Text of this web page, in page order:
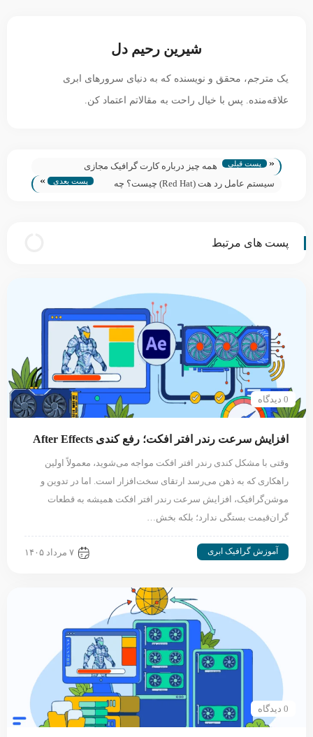
شیرین رحیم دل
یک مترجم، محقق و نویسنده که به دنیای سرورهای ابری
علاقه‌منده. پس با خیال راحت به مقالاتم اعتماد کن.
« پست قبلی
همه چیز درباره کارت گرافیک مجازی
سیستم عامل رد هت (Red Hat) چیست؟ چه
پست بعدی »
پست های مرتبط
0 دیدگاه
افزایش سرعت رندر افتر افکت؛ رفع کندی After Effects
وقتی با مشکل کندی رندر افتر افکت مواجه می‌شوید، معمولاً اولین
راهکاری که به ذهن می‌رسد ارتقای سخت‌افزار است. اما در تدوین و
موشن‌گرافیک، افزایش سرعت رندر افتر افکت همیشه به قطعات
گران‌قیمت بستگی ندارد؛ بلکه بخش…
آموزش گرافیک ابری ۷ مرداد ۱۴۰۵
0 دیدگاه